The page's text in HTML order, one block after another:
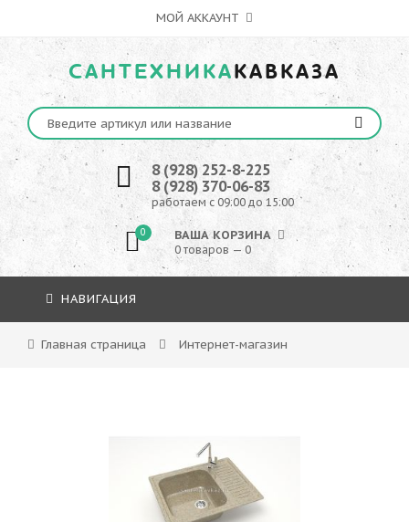
МОЙ АККАУНТ
САНТЕХНИКАКАВКАЗА
8 (928) 252-8-225
8 (928) 370-06-83
работаем с 09:00 до 15:00
0 ВАША КОРЗИНА
0 товаров — 0
НАВИГАЦИЯ
Главная страница Интернет-магазин